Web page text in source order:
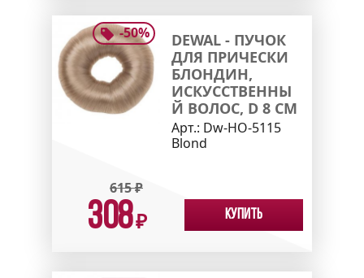
-50%
DEWAL - ПУЧОК
ДЛЯ ПРИЧЕСКИ
БЛОНДИН,
ИСКУССТВЕННЫ
Й ВОЛОС, D 8 СМ
Арт.: Dw-HO-5115
Blond
615₽
308₽ Купить